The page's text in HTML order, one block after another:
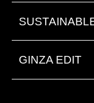
GINZA EDIT